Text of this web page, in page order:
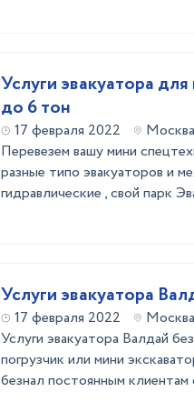
Услуги эвакуатора
до 6 тон
17 февраля 2022
Москва
Перевезем вашу мини
разные типо эвакуаторов и
гидравлические , свой парк
Услуги эвакуатора
17 февраля 2022
Москва
Услуги эвакуатора Валдай
погрузчик или мини
безнал постоянным клиентам